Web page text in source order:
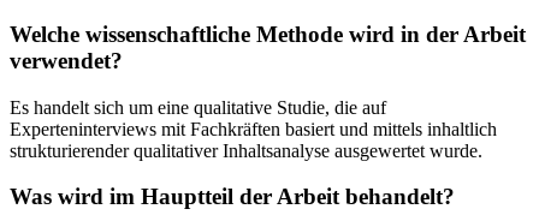
Welche wissenschaftliche Methode wird in der Arbeit
verwendet?
Es handelt sich um eine qualitative Studie, die auf
Experteninterviews mit Fachkräften basiert und mittels inhaltlich
strukturierender qualitativer Inhaltsanalyse ausgewertet wurde.
Was wird im Hauptteil der Arbeit behandelt?